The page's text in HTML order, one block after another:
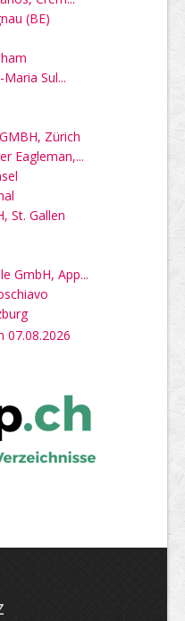
(BE)
Sul...
Zürich
Eagleman,...
St. Gallen
GmbH, App...
07.08.2026